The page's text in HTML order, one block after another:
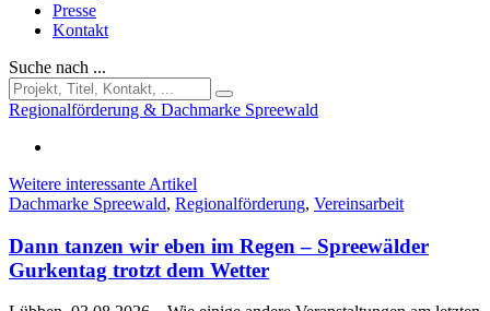
Presse
Kontakt
Suche nach ...
Regionalförderung & Dachmarke Spreewald
Weitere interessante Artikel
Dachmarke Spreewald, Regionalförderung, Vereinsarbeit
Dann tanzen wir eben im Regen – Spreewälder
Gurkentag trotzt dem Wetter